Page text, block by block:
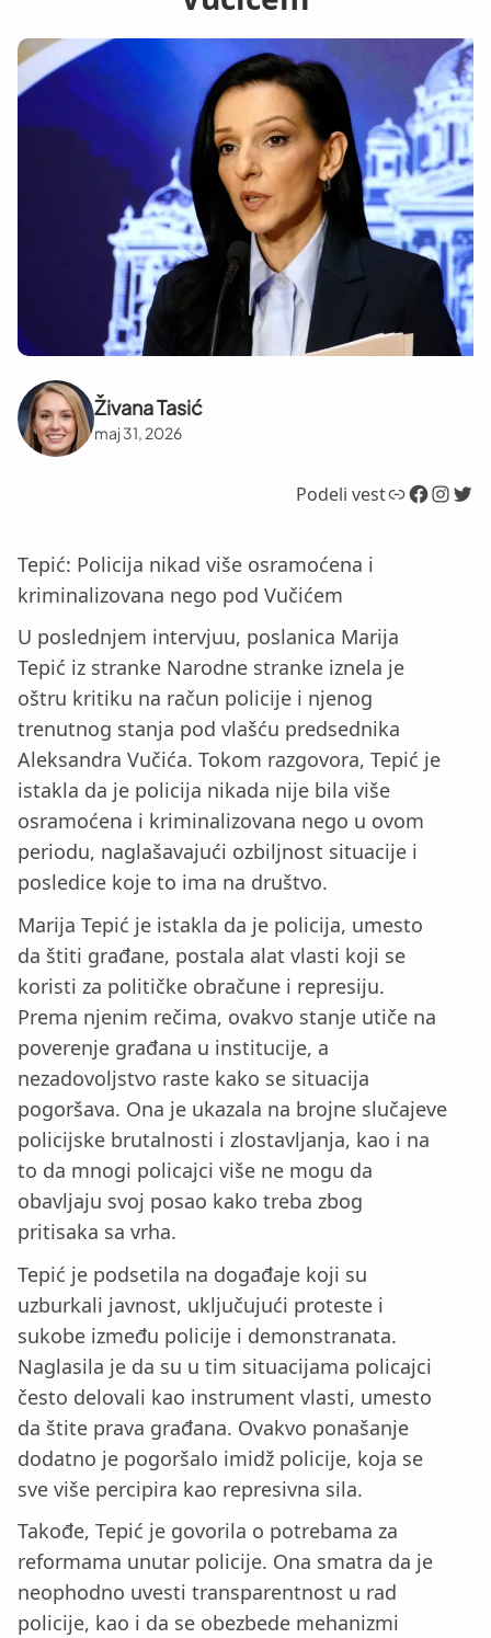
Živana Tasić
maj 31, 2026
Podeli vestLink Facebook InstagramTwitter
Tepić: Policija nikad više osramoćena i
kriminalizovana nego pod Vučićem
U poslednjem intervjuu, poslanica Marija
Tepić iz stranke Narodne stranke iznela je
oštru kritiku na račun policije i njenog
trenutnog stanja pod vlašću predsednika
Aleksandra Vučića. Tokom razgovora, Tepić je
istakla da je policija nikada nije bila više
osramoćena i kriminalizovana nego u ovom
periodu, naglašavajući ozbiljnost situacije i
posledice koje to ima na društvo.
Marija Tepić je istakla da je policija, umesto
da štiti građane, postala alat vlasti koji se
koristi za političke obračune i represiju.
Prema njenim rečima, ovakvo stanje utiče na
poverenje građana u institucije, a
nezadovoljstvo raste kako se situacija
pogoršava. Ona je ukazala na brojne slučajeve
policijske brutalnosti i zlostavljanja, kao i na
to da mnogi policajci više ne mogu da
obavljaju svoj posao kako treba zbog
pritisaka sa vrha.
Tepić je podsetila na događaje koji su
uzburkali javnost, uključujući proteste i
sukobe između policije i demonstranata.
Naglasila je da su u tim situacijama policajci
često delovali kao instrument vlasti, umesto
da štite prava građana. Ovakvo ponašanje
dodatno je pogoršalo imidž policije, koja se
sve više percipira kao represivna sila.
Takođe, Tepić je govorila o potrebama za
reformama unutar policije. Ona smatra da je
neophodno uvesti transparentnost u rad
policije, kao i da se obezbede mehanizmi